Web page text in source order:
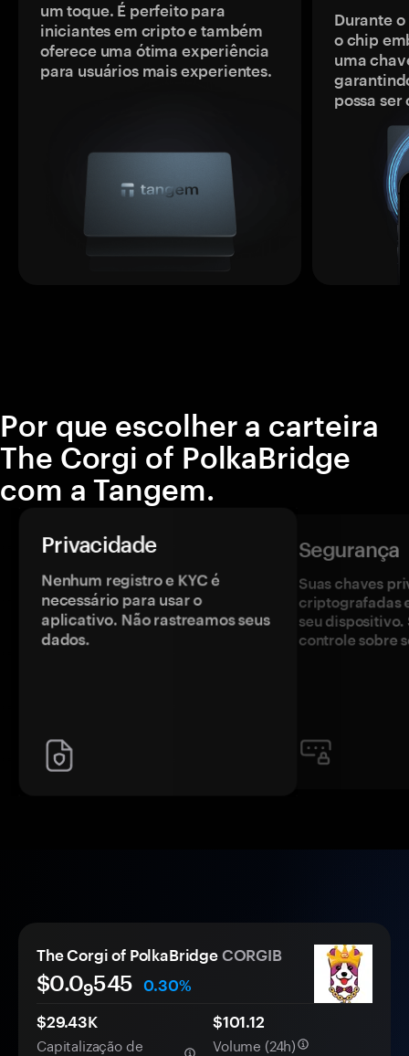
um toque. É perfeito para
iniciantes em cripto e também
oferece uma ótima experiência
para usuários mais experientes.
Durante
o chip
uma
possa
Por que escolher a carteira
The Corgi of PolkaBridge
com a Tangem.
Privacidade
Nenhum registro e KYC é
necessário para usar o
aplicativo. Não rastreamos seus
dados.
Segurança
Suas chaves
criptografadas
seu dispositivo.
controle sobre
The Corgi of PolkaBridge CORGIB
$0.09545
0.30%
$29.43K
Capitalização de
$101.12
Volume (24h)